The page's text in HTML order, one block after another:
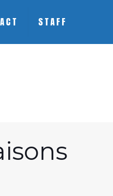
STAFF